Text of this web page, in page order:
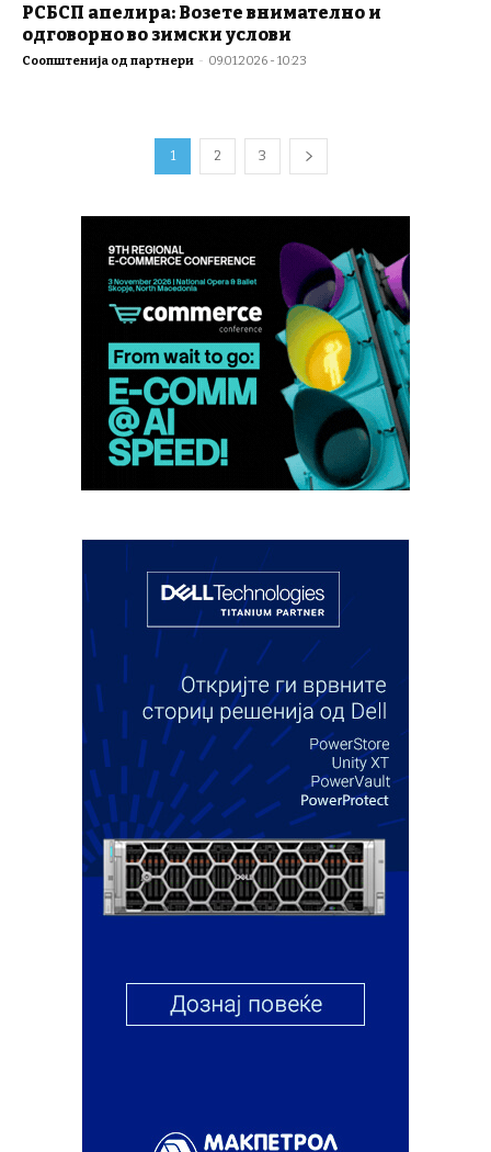
РСБСП апелира: Возете внимателно и
одговорно во зимски услови
Соопштенија од партнери - 09.01.2026 - 10:23
1 2 3